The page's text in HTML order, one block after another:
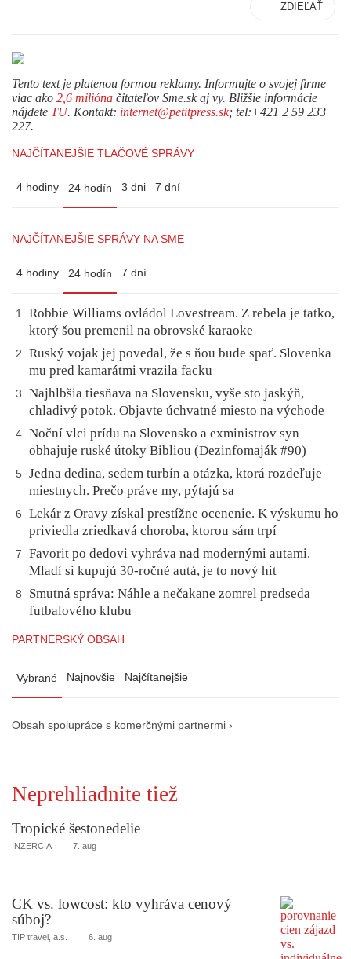
ZDIEĽAŤ
Tento text je platenou formou reklamy. Informujte o svojej firme
viac ako 2,6 milióna čitateľov Sme.sk aj vy. Bližšie informácie
nájdete TU. Kontakt: internet@petitpress.sk; tel:+421 2 59 233
227.
NAJČÍTANEJŠIE TLAČOVÉ SPRÁVY
4 hodiny 24 hodín 3 dni 7 dní
NAJČÍTANEJŠIE SPRÁVY NA SME
4 hodiny 24 hodín 7 dní
1
Robbie Williams ovládol Lovestream. Z rebela je tatko,
ktorý šou premenil na obrovské karaoke
2
Ruský vojak jej povedal, že s ňou bude spať. Slovenka
mu pred kamarátmi vrazila facku
3
Najhlbšia tiesňava na Slovensku, vyše sto jaskýň,
chladivý potok. Objavte úchvatné miesto na východe
4 Noční vlci prídu na Slovensko a exministrov syn
obhajuje ruské útoky Bibliou (Dezinfomaják #90)
5
Jedna dedina, sedem turbín a otázka, ktorá rozdeľuje
miestnych. Prečo práve my, pýtajú sa
6
Lekár z Oravy získal prestížne ocenenie. K výskumu ho
priviedla zriedkavá choroba, ktorou sám trpí
7
Favorit po dedovi vyhráva nad modernými autami.
Mladí si kupujú 30-ročné autá, je to nový hit
8
Smutná správa: Náhle a nečakane zomrel predseda
futbalového klubu
PARTNERSKÝ OBSAH
Vybrané Najnovšie Najčítanejšie
Obsah spolupráce s komerčnými partnermi ›
Neprehliadnite tiež
Tropické šestonedelie
INZERCIA 7. aug
CK vs. lowcost: kto vyhráva cenový
súboj?
TIP travel, a.s. 6. aug